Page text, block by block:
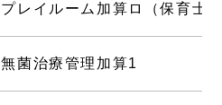
プレイルーム加算ロ（保育士2
無菌治療管理加算1